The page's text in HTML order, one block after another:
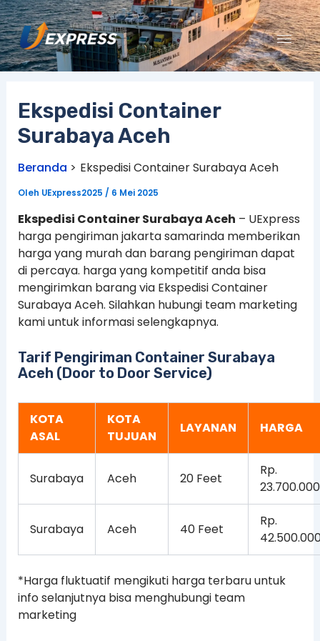
Lewati
ke
konten
Ekspedisi Container
Surabaya Aceh
Beranda Ekspedisi Container Surabaya Aceh
Oleh UExpress2025 / 6 Mei 2025
Ekspedisi Container Surabaya Aceh – UExpress
harga pengiriman jakarta samarinda memberikan
harga yang murah dan barang pengiriman dapat
di percaya. harga yang kompetitif anda bisa
mengirimkan barang via Ekspedisi Container
Surabaya Aceh. Silahkan hubungi team marketing
kami untuk informasi selengkapnya.
Tarif Pengiriman Container Surabaya
Aceh (Door to Door Service)
KOTA
ASAL
KOTA
TUJUAN
LAYANAN HARGA
Surabaya Aceh 20 Feet
Rp.
23.700.000
Surabaya Aceh 40 Feet
Rp.
*Harga fluktuatif mengikuti harga terbaru untuk
info selanjutnya bisa menghubungi team
marketing